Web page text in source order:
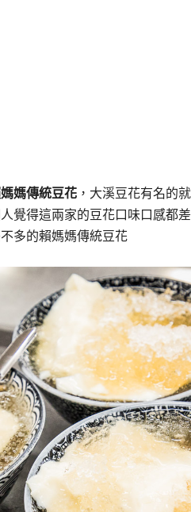
媽傳統豆花 ，大溪豆花有名的
覺得這兩家的豆花口味口感都
多的賴媽媽傳統豆花